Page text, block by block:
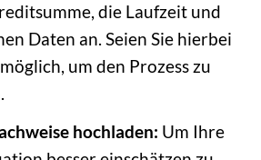
die Laufzeit und
Daten an. Seien Sie hierbei
um den Prozess zu
hochladen: Um Ihre